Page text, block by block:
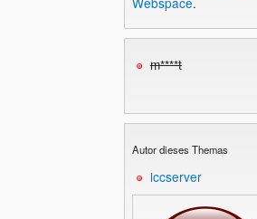
m****t
Autor dieses Themas
lccserver